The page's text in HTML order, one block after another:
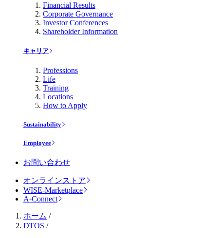
Financial Results
Corporate Governance
Investor Conferences
Shareholder Information
キャリア
Professions
Life
Training
Locations
How to Apply
Sustainability
Employee
お問い合わせ
オンラインストア
WISE-Marketplace
A-Connect
ホーム /
DTOS /